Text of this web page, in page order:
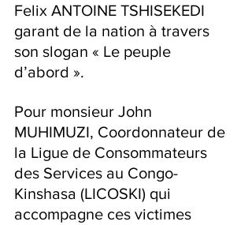
Felix ANTOINE TSHISEKEDI
garant de la nation à travers
son slogan « Le peuple
d’abord ».
Pour monsieur John
MUHIMUZI, Coordonnateur de
la Ligue de Consommateurs
des Services au Congo-
Kinshasa (LICOSKI) qui
accompagne ces victimes